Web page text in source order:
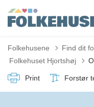
Folkehusene Find dit
Tilbage til
Folkehuset Hjortshøj
Print Forstør